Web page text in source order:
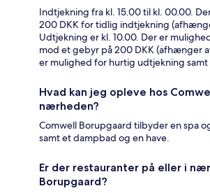
Indtjekning fra kl. 15.00 til kl. 00.00.
200 DKK for tidlig indtjekning
Udtjekning er kl. 10.00. Der er
mod et gebyr på 200 DKK (afhænger
er mulighed for hurtig udtjekning
Hvad kan jeg opleve hos
nærheden?
Comwell Borupgaard tilbyder en spa
samt et dampbad og en have.
Er der restauranter på eller i
Borupgaard?